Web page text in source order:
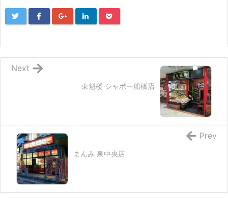
東魁楼 シャポー船橋店
Next
まんみ 泉中央店
Prev